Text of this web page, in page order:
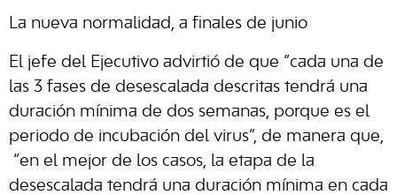
La nueva normalidad, a finales de junio
El jefe del Ejecutivo advirtió de que “cada una de
las 3 fases de desescalada descritas tendrá una
duración mínima de dos semanas, porque es el
periodo de incubación del virus”, de manera que,
“en el mejor de los casos, la etapa de la
desescalada tendrá una duración mínima en cada